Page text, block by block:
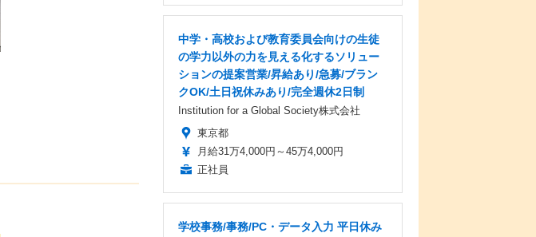
中学・高校および教育委員会向けの生徒
の学力以外の力を見える化するソリュー
ションの提案営業/昇給あり/急募/ブラン
クOK/土日祝休みあり/完全週休2日制
Institution for a Global Society株式会社
東京都
月給31万4,000円～45万4,000円
正社員
学校事務/事務/PC・データ入力 平日休み